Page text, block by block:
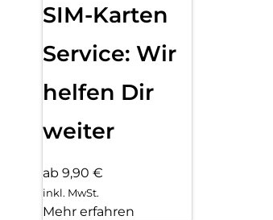
SIM-Karten
Service: Wir
helfen Dir
weiter
ab 9,90 €
inkl. MwSt.
Mehr erfahren